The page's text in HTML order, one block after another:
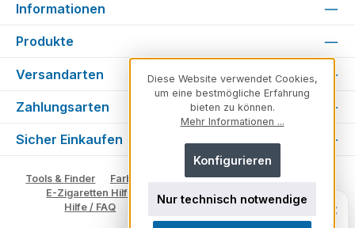
Informationen
Produkte
Versandarten
Zahlungsarten
Sicher Einkaufen
Tools & Finder Farben & Varianten
Geschmack suchen
E-Zigaretten Hilfe
Fachberater
Vape Ratgeber
Hilfe / FAQ
Glossar Impressum Kontakt
Fragen zu unserem Sortiment? Ich
×
Diese Website verwendet Cookies,
um eine bestmögliche Erfahrung
bieten zu können.
Mehr Informationen ...
Nur technisch notwendige
Konfigurieren